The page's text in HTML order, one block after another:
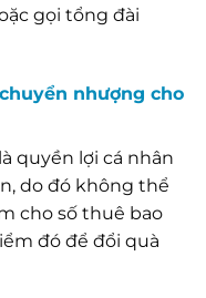
gọi tổng đài
nhượng cho
quyền lợi cá nhân
do đó không thể
cho số thuê bao
đó để đổi quà